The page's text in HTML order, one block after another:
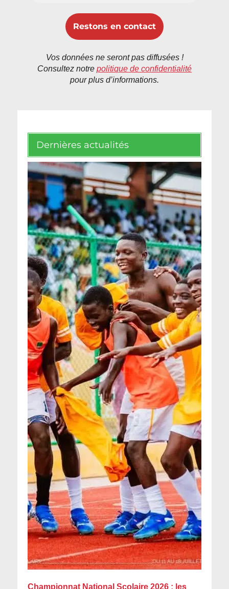
Vos données ne seront pas diffusées !
Consultez notre politique de confidentialité
pour plus d’informations.
Dernières actualités
Championnat National Scolaire 2026 : les